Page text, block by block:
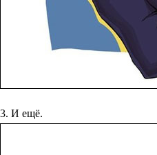
3. И ещё.